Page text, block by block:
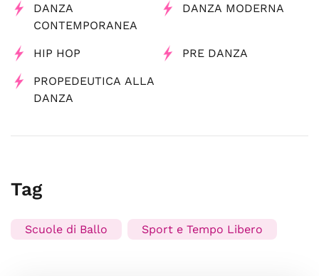
DANZA
CONTEMPORANEA
DANZA MODERNA
HIP HOP PRE DANZA
PROPEDEUTICA ALLA
DANZA
Tag
Scuole di Ballo Sport e Tempo Libero